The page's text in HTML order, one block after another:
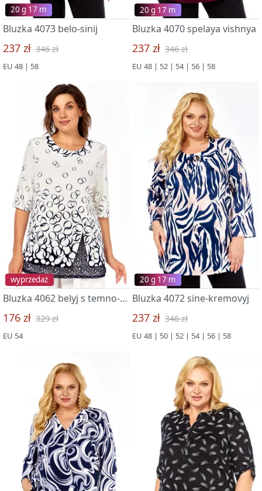
20 g 17 m
Bluzka 4073 belo-sinij
237 zł 346 zł
EU 48 | 58
20 g 17 m
Bluzka 4070 spelaya vishnya
237 zł 346 zł
EU 48 | 52 | 54 | 56 | 58
wyprzedaż
Bluzka 4062 belyj s temno-sinim
176 zł 329 zł
EU 54
20 g 17 m
Bluzka 4072 sine-kremovyj
237 zł 346 zł
EU 48 | 50 | 52 | 54 | 56 | 58